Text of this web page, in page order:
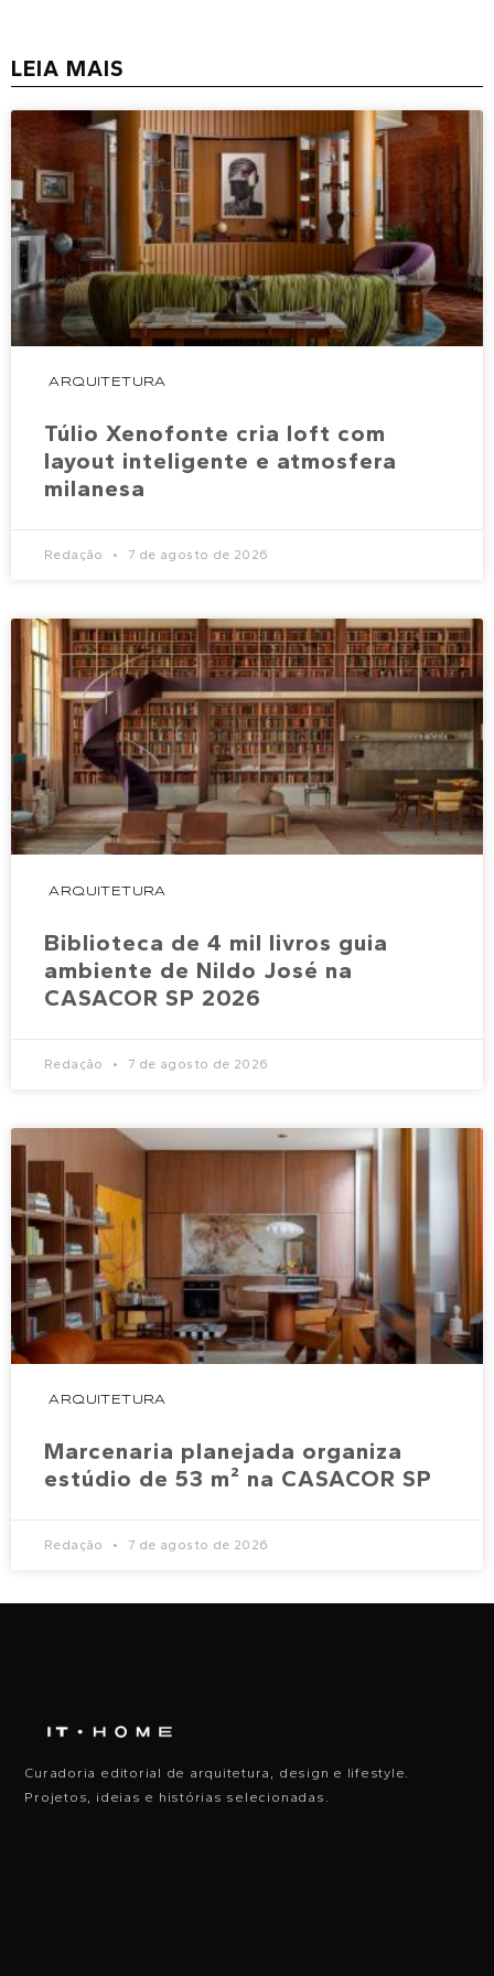
LEIA MAIS
ARQUITETURA
Túlio Xenofonte cria loft com
layout inteligente e atmosfera
milanesa
Redação 7 de agosto de 2026
ARQUITETURA
Biblioteca de 4 mil livros guia
ambiente de Nildo José na
CASACOR SP 2026
Redação 7 de agosto de 2026
ARQUITETURA
Marcenaria planejada organiza
estúdio de 53 m² na CASACOR SP
Redação 7 de agosto de 2026
Curadoria editorial de arquitetura, design e lifestyle.
Projetos, ideias e histórias selecionadas.